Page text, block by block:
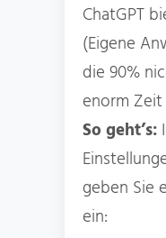
ChatGPT
(Eigene
die 90%
enorm
So geht’s:
geben Sie
ein: